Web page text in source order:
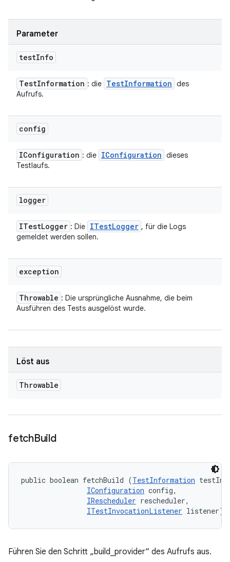
Parameter
testInfo
TestInformation : die TestInformation des
Aufrufs.
config
IConfiguration : die IConfiguration dieses
Testlaufs.
logger
ITestLogger : Die ITestLogger , für die Logs
gemeldet werden sollen.
exception
Throwable : Die ursprüngliche Ausnahme, die beim
Ausführen des Tests ausgelöst wurde.
Löst aus
Throwable
fetchBuild
public boolean fetchBuild (TestInformation
IConfiguration config,
IRescheduler rescheduler,
ITestInvocationListener listener)
Führen Sie den Schritt „build_provider“ des Aufrufs aus.